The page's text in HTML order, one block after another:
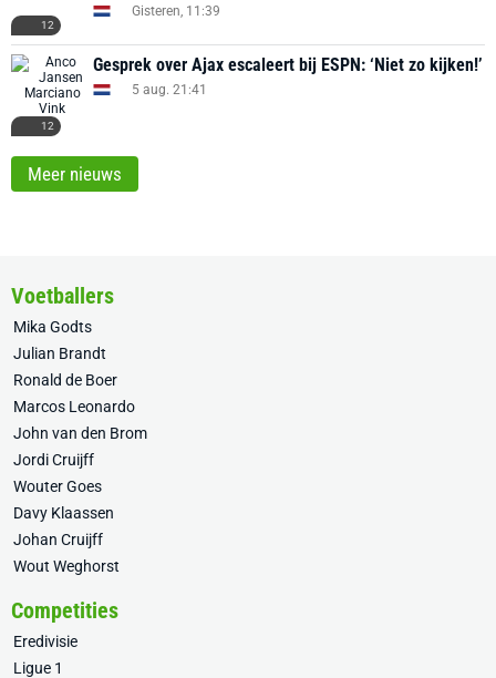
12
Gisteren, 11:39
12
Gesprek over Ajax escaleert bij ESPN: ‘Niet zo kijken!’
5 aug. 21:41
Meer nieuws
Voetballers
Mika Godts
Julian Brandt
Ronald de Boer
Marcos Leonardo
John van den Brom
Jordi Cruijff
Wouter Goes
Davy Klaassen
Johan Cruijff
Wout Weghorst
Competities
Eredivisie
Ligue 1